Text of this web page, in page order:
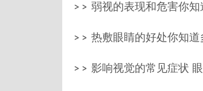
弱视的表现和危害你
热敷眼睛的好处你知道
影响视觉的常见症状